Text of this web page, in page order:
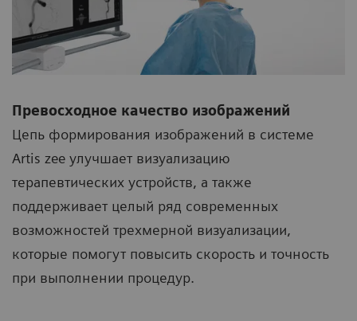
Превосходное качество изображений
Цепь формирования изображений в системе
Artis zee улучшает визуализацию
терапевтических устройств, а также
поддерживает целый ряд современных
возможностей трехмерной визуализации,
которые помогут повысить скорость и точность
при выполнении процедур.